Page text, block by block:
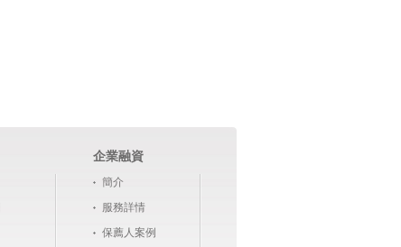
企業融資
簡介
服務詳情
保薦人案例